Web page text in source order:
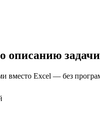
описанию задачи
вместо Excel — без